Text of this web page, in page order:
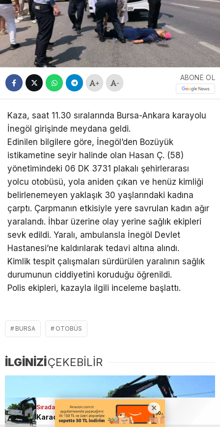
Sıradaki Haber
Karacabey’de metruk yapılar tek tek yıkılıyor
+ -
ABONE OL
Kaza, saat 11.30 sıralarında Bursa-Ankara karayolu
İnegöl girişinde meydana geldi.
Edinilen bilgilere göre, İnegöl’den Bozüyük
istikametine seyir halinde olan Hasan Ç. (58)
yönetimindeki 06 DK 3731 plakalı şehirlerarası
yolcu otobüsü, yola aniden çıkan ve henüz kimliği
belirlenemeyen yaklaşık 30 yaşlarındaki kadına
çarptı. Çarpmanın etkisiyle yere savrulan kadın ağır
yaralandı. İhbar üzerine olay yerine sağlık ekipleri
sevk edildi. Yaralı, ambulansla İnegöl Devlet
Hastanesi’ne kaldırılarak tedavi altına alındı.
Kimlik tespit çalışmaları sürdürülen yaralının sağlık
durumunun ciddiyetini koruduğu öğrenildi.
Polis ekipleri, kazayla ilgili inceleme başlattı.
BURSA OTOBÜS
İLGİNİZİÇEKEBİLİR